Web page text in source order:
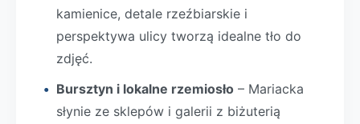
kamienice, detale rzeźbiarskie i
perspektywa ulicy tworzą idealne tło do
zdjęć.
Bursztyn i lokalne rzemiosło – Mariacka
słynie ze sklepów i galerii z biżuterią